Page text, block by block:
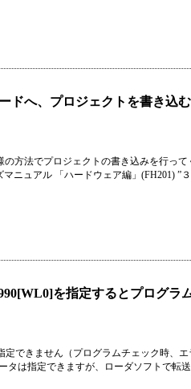
ドへ、プロジェクトを書き込
方法でプロジェクトの書き込みを行っ
ニュアル 「ハードウェア編」(FH201) ”
を指定するとプログラ
できません（プログラムチェック時、エ
タは指定できますが、ローダソフトで転